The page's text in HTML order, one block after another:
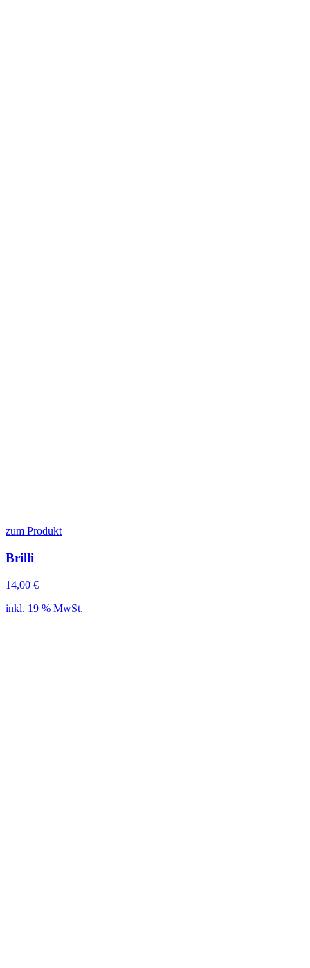
zum Produkt
Brilli
14,00 €
inkl. 19 % MwSt.